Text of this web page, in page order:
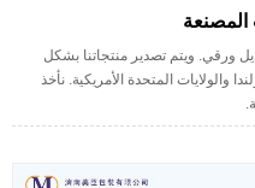
المصنعة
ورقي. ويتم تصدير منتجاتنا بشكل
والولايات المتحدة الأمريكية. نأخذ